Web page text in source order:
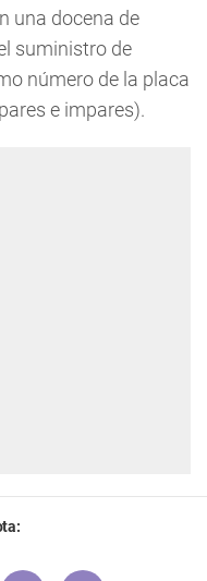
una docena de
suministro de
número de la placa
e impares).